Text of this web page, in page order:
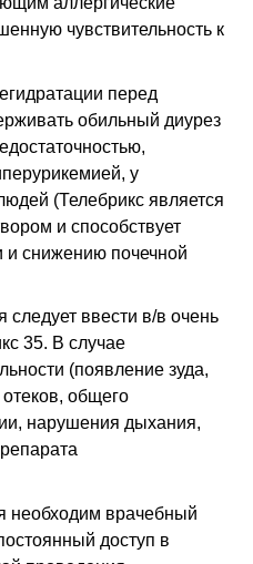
чувствительность к
перед
обильный диурез
у
(Телебрикс является
и способствует
и снижению почечной
следует ввести в/в очень
35. В случае
(появление зуда,
общего
нарушения дыхания,
необходим врачебный
доступ в